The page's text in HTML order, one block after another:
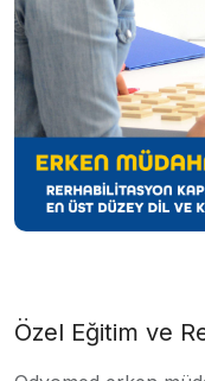
Özel Eğitim ve